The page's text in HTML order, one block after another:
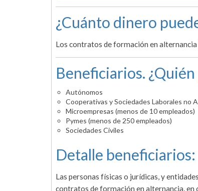
¿Cuánto dinero
Los contratos de formación en
Beneficiarios.
Autónomos
Cooperativas y Sociedades Laborales no
Microempresas (menos de 10 empleados)
Pymes (menos de 250 empleados)
Sociedades Civiles
Detalle beneficiarios:
Las personas físicas o jurídicas, y
contratos de formación en alternancia, en